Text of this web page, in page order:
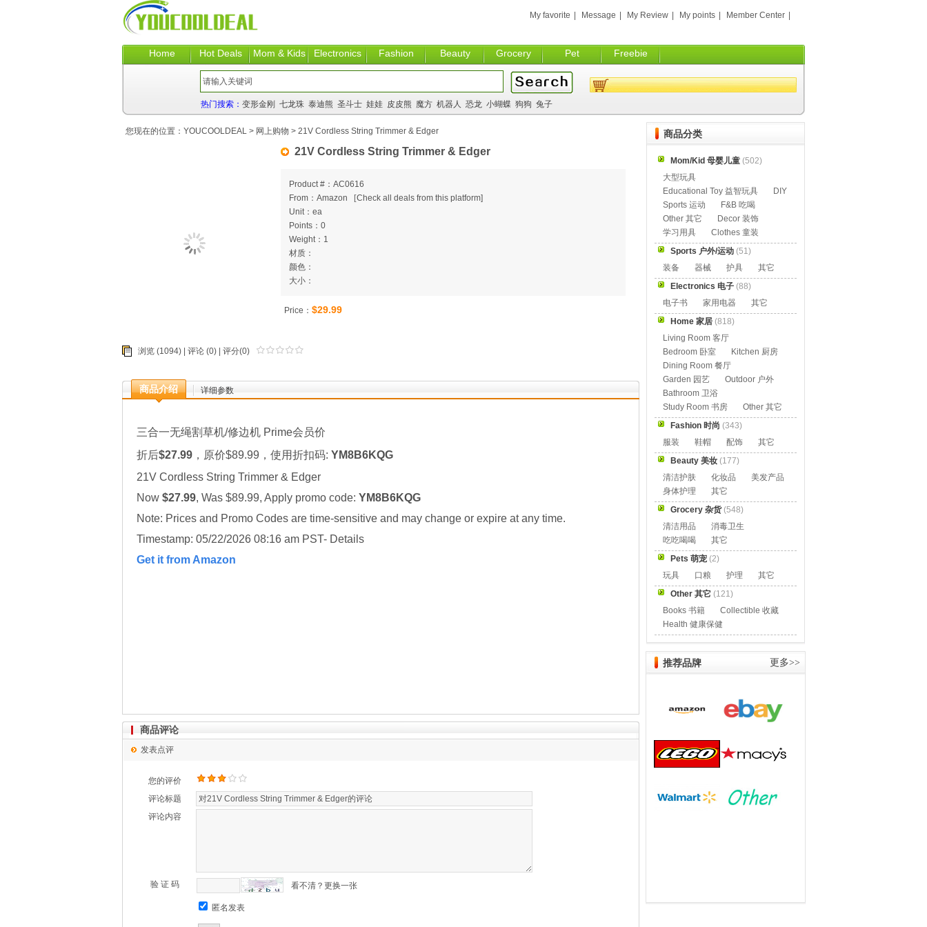
Home Hot Deals Mom & Kids Electronics Fashion Beauty Grocery Pet Freebie
My favorite Message My Review My points Member Center
热门搜索： 变形金刚 七龙珠 泰迪熊 圣斗士 娃娃 皮皮熊 魔方 机器人 恐龙 小蝴蝶 狗狗 兔子
21V Cordless String Trimmer & Edger
Product #：AC0616
From：Amazon
[Check all deals from this platform]
Unit：ea
Points：0
Weight：1
材质：
颜色：
大小：
Price： $29.99
浏览 (1094) | 评论 (0) | 评分(0)
商品介绍 详细参数
三合一无绳割草机/修边机 Prime会员价
折后$27.99 ，原价$89.99，使用折扣码: YM8B6KQG
21V Cordless String Trimmer & Edger
Now $27.99, Was $89.99, Apply promo code: YM8B6KQG
Note: Prices and Promo Codes are time-sensitive and may change or expire at any time.
Timestamp: 05/22/2026 08:16 am PST- Details
Get it from Amazon
您现在的位置： YOUCOOLDEAL > 网上购物 > 21V Cordless String Trimmer & Edger
商品评论
发表点评
您的评价
评论标题
评论内容
验 证 码 看不清？更换一张
匿名发表
商品分类
Mom/Kid 母婴儿童 (502)
大型玩具
Educational Toy 益智玩具
DIY
Sports 运动
F&B 吃喝
Other 其它
Decor 装饰
学习用具
Clothes 童装
Sports 户外/运动 (51)
装备
器械 护具
其它
Electronics 电子 (88)
电子书
家用电器
其它
Home 家居 (818)
Living Room 客厅
Bedroom 卧室
Kitchen 厨房
Dining Room 餐厅
Garden 园艺
Outdoor 户外
Bathroom 卫浴
Study Room 书房
Other 其它
Fashion 时尚 (343)
服装
鞋帽 配饰
其它
Beauty 美妆 (177)
清洁护肤
化妆品
美发产品
身体护理
其它
Grocery 杂货(548)
清洁用品
消毒卫生
吃吃喝喝
其它
Pets 萌宠 (2)
玩具
口粮 护理
其它
Other 其它 (121)
Books 书籍
Collectible 收藏
Health 健康保健
推荐品牌 更多>>